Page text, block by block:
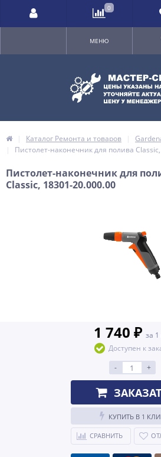
МЕНЮ
Каталог Ремонта и товаров
Пистолет-наконечник для полива
Пистолет-наконечник для
Classic, 18301-20.000.00
1 740 ₽ за
Доступен к
-
+
КУПИТЬ В 1
СРАВНИТЬ
0